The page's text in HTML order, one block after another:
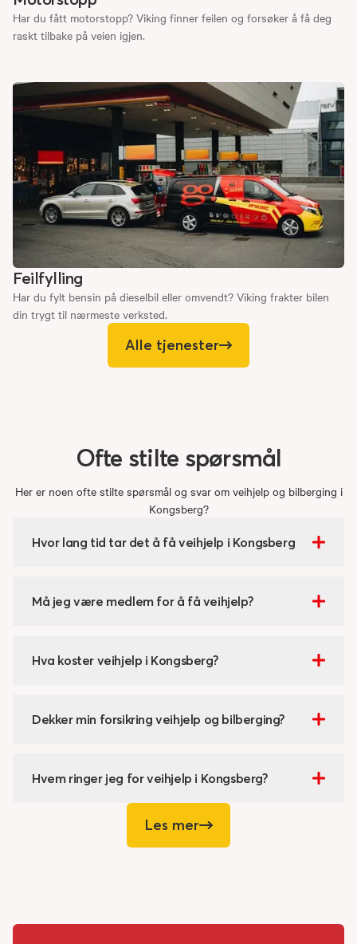
Har du fått motorstopp? Viking finner feilen og forsøker å få deg
raskt tilbake på veien igjen.
Feilfylling
Har du fylt bensin på dieselbil eller omvendt? Viking frakter bilen
din trygt til nærmeste verksted.
Alle tjenester
Ofte stilte spørsmål
Her er noen ofte stilte spørsmål og svar om veihjelp og bilberging i
Kongsberg?
Hvor lang tid tar det å få veihjelp i Kongsberg
Må jeg være medlem for å få veihjelp?
Hva koster veihjelp i Kongsberg?
Dekker min forsikring veihjelp og bilberging?
Hvem ringer jeg for veihjelp i Kongsberg?
Les mer